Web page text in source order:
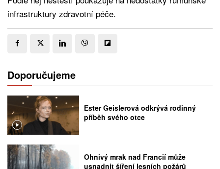
infrastruktury zdravotní péče.
Doporučujeme
Ester Geislerová odkrývá rodinný
příběh svého otce
Ohnivý mrak nad Francií může
usnadnit šíření lesních požárů